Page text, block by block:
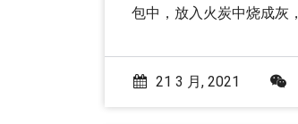
包中，放入火炭中烧成灰
21 3 月, 2021